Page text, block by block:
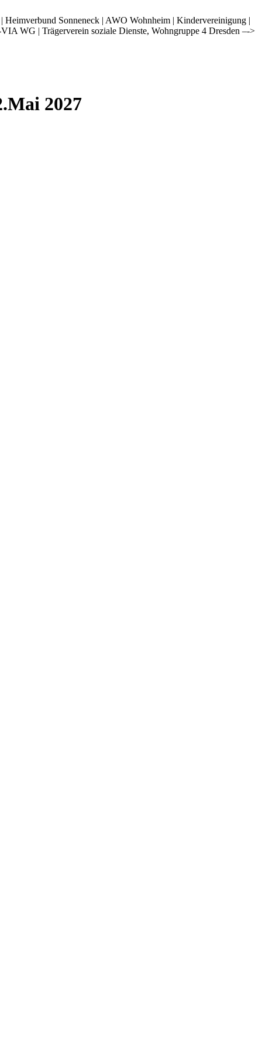
Sonneneck | AWO Wohnheim | Kindervereinigung |
WG | Trägerverein soziale Dienste, Wohngruppe 4 Dresden –->
2027